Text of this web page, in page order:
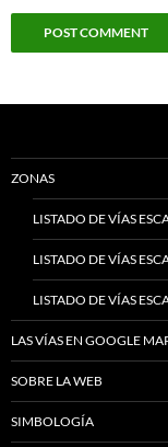
ZONAS
LISTADO DE VÍAS
LISTADO DE VÍAS
LISTADO DE VÍAS
LAS VÍAS EN GOOGLE
SOBRE LA WEB
SIMBOLOGÍA